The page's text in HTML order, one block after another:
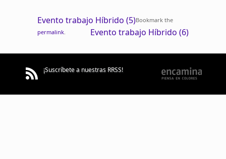
Evento trabajo Híbrido (5)
Evento trabajo Híbrido (6)
Bookmark the
permalink
¡Suscríbete a nuestras RRSS!